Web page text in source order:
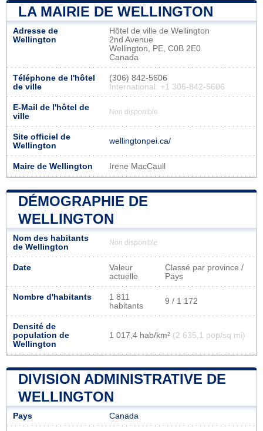
LA MAIRIE DE WELLINGTON
Adresse de
Wellington
Hôtel de ville de Wellington
2nd Avenue
Wellington, PE, C0B 2E0
Canada
Téléphone de l'hôtel
de ville
(306) 842-5606
International: +1 306-842-5606
E-Mail de l'hôtel de
ville
Non disponible
Site officiel de
Wellington
wellingtonpei.ca/
Maire de Wellington Irene MacCaull
DÉMOGRAPHIE DE
WELLINGTON
Nom des habitants
de Wellington
Non disponible
Date
Valeur
actuelle
Classé par province /
Pays
Nombre d'habitants
1 811
habitants
9 / 1 172
Densité de
population de
Wellington
1 017,4 hab/km² (2 635,1 pop/sq mi)
DIVISION ADMINISTRATIVE DE
WELLINGTON
Pays Canada